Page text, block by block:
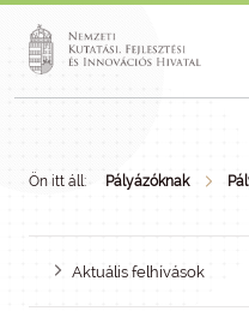
Ön itt áll: Pályázóknak
Aktuális felhívások